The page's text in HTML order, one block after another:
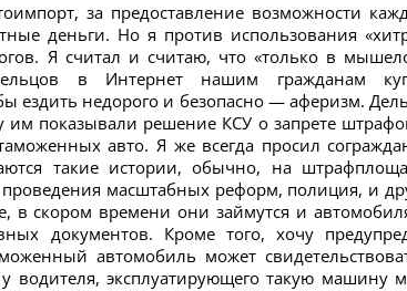
за предоставление возможности
деньги. Но я против использования
Я считал и считаю, что «только в
в Интернет нашим гражданам
ездить недорого и безопасно — аферизм.
показывали решение КСУ о запрете
авто. Я же всегда просил
такие истории, обычно, на
масштабных реформ, полиция, и
в скором времени они займутся и
документов. Кроме того, хочу
автомобиль может
эксплуатирующего такую машину